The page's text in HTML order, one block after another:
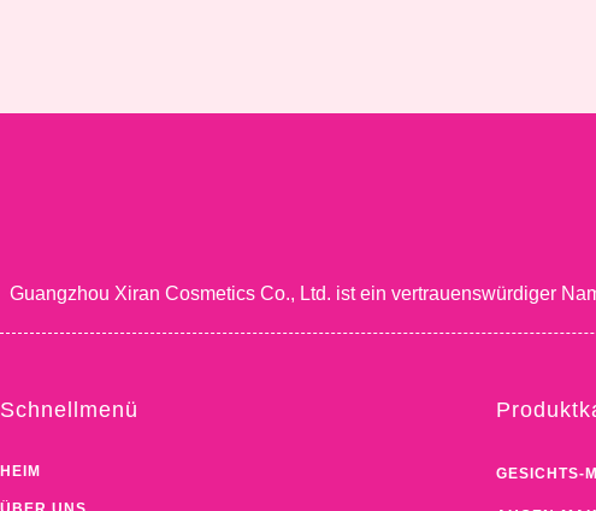
Guangzhou Xiran Cosmetics Co., Ltd. ist ein vertrauenswürdiger
Schnellmenü
HEIM GESICHTS-